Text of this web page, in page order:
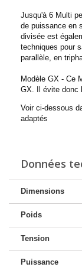
Jusqu'à 6 Multi
de puissance en
divisée est
techniques pour
parallèle, en
Modèle GX - Ce
GX. Il évite donc
Voir ci-dessous
adaptés
Données
Dimensions
Poids
Tension
Puissance